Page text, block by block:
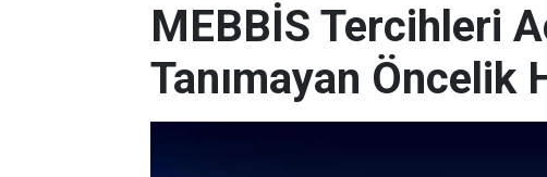
MEBBİS Tercihleri
Tanımayan Öncelik